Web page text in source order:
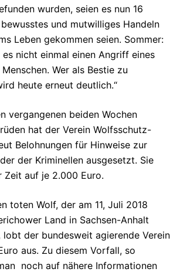
wurden, seien es nun 16
und mutwilliges Handeln
Leben gekommen seien. Sommer:
nicht einmal einen Angriff eines
Wer als Bestie zu
heute erneut deutlich.“
vergangenen beiden Wochen
hat der Verein Wolfsschutz-
Belohnungen für Hinweise zur
der Kriminellen ausgesetzt. Sie
Zeit auf je 2.000 Euro.
toten Wolf, der am 11, Juli 2018
Land in Sachsen-Anhalt
lobt der bundesweit agierende Verein
aus. Zu diesem Vorfall, so
noch auf nähere Informationen